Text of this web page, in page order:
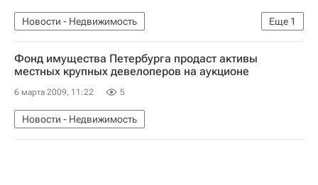
Еще 1
Новости - Недвижимость
Коммерческая недвижимость
Фонд имущества Петербурга продаст активы
местных крупных девелоперов на аукционе
6 марта 2009, 11:22 5
Новости - Недвижимость